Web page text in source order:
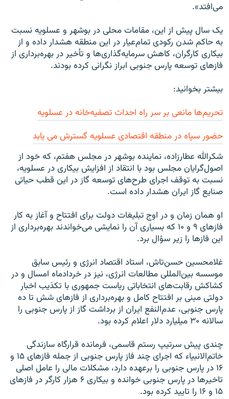
می‌افتد».
يک سال پيش از اين، مقامات محلی در بوشهر و عسلويه نسبت
به حاکم شدن رکودی تمام‌عيار در اين منطقه هشدار داده و از
بيکاری کارگران، کاهش سرمايه‌گذاری‌ها و تأخير در بهره‌برداری از
فازهای توسعه پارس جنوبی ابراز نگرانی کرده بودند.
بیشتر بخوانید:
تحریم‌ها مانعی بر سر راه احداث تصفیه‌خانه در عسلویه
حضور سپاه در منطقه اقتصادی عسلویه گسترش می یابد
شکرالله عطارزاده، نماينده بوشهر در مجلس هفتم، که خود از
اصول‌گرايان مجلس بود با انتقاد از افزايش بيکاری در عسلويه،
نسبت به توقف اجرای طرح‌های توسعه گاز در اين قطب حياتی
صنايع گاز ايران هشدار داده است.
او همان زمان و در اوج تبليغات دولت برای افتتاح و آغاز به ‌کار
فازهای ۹ و ۱۰ که بسياری آن را نمايشی می‌خواندند بهره‌برداری از
اين فازها را زير سؤال برد.
غلامحسين حسن‌تاش، استاد اقتصاد انرژی و رئيس سابق
موسسه بين‌المللی مطالعات انرژی، نیز در خردادماه امسال و در
کشاکش رقابت‌های انتخاباتی رياست جمهوری با تکذيب اخبار
دولتی مبنی بر افتتاح کامل و بهره‌برداری از فازهای شش تا ده
پارس جنوبی، عدم‌النفع ايران از برداشت گاز از پارس جنوبی را
سالانه ۳۰ ميليارد دلار اعلام کرده بود.
چندی پيش سرتيپ رستم قاسمی، فرمانده قرارگاه سازندگی
خاتم‌الانبياء که اجرای چند فاز پارس جنوبی از جمله فازهای ۱۵ و
۱۶ در پارس جنوبی را برعهده دارد، مشکلات مالی را عامل اصلی
تاخيرها در پارس جنوبی خوانده و بيکاری ۶ هزار کارگر در فازهای
۱۵ و ۱۶ را تاييد کرده بود.